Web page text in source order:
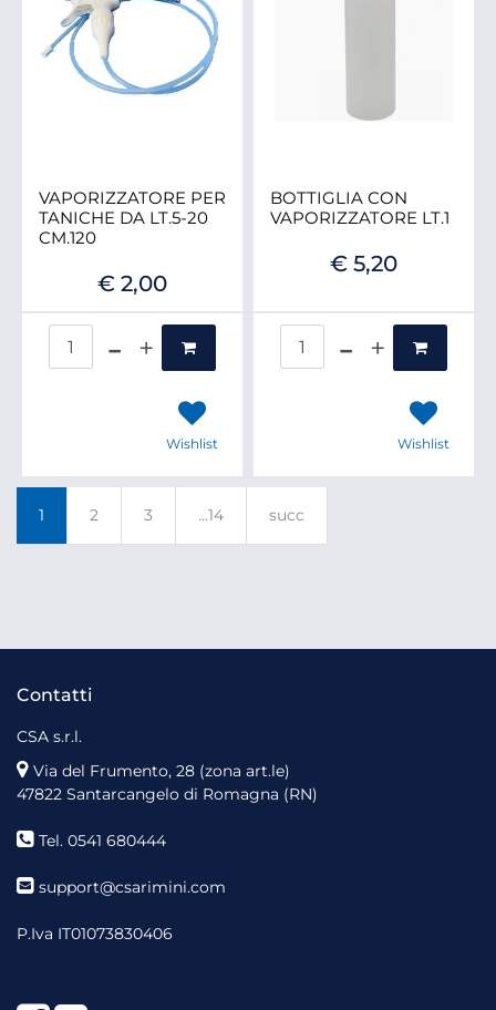
VAPORIZZATORE PER
TANICHE DA LT.5-20
CM.120
€ 2,00
Wishlist
BOTTIGLIA CON
VAPORIZZATORE LT.1
€ 5,20
Wishlist
1 2 3 ...14 succ
Contatti
CSA s.r.l.
Via del Frumento, 28 (zona art.le)
47822 Santarcangelo di Romagna (RN)
Tel. 0541 680444
support@csarimini.com
P.Iva IT01073830406